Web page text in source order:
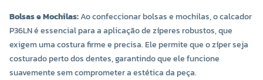
Bolsas e Mochilas:Ao confeccionar bolsas e mochilas, o calcador
P36LN é essencial para a aplicação de zíperes robustos, que
exigem uma costura firme e precisa. Ele permite que o zíper seja
costurado perto dos dentes, garantindo que ele funcione
suavemente sem comprometer a estética da peça.